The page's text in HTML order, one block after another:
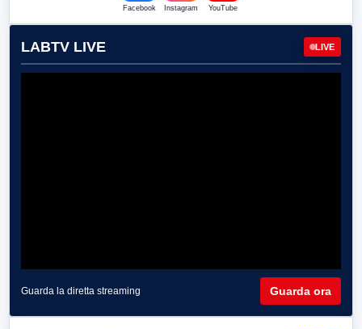
Facebook Instagram YouTube
LABTV LIVE LIVE
Guarda la diretta streaming Guarda ora